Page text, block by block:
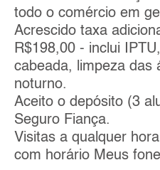
todo o comércio em
Acrescido taxa
R$198,00 - inclui
cabeada, limpeza das
noturno.
Aceito o depósito (3
Seguro Fiança.
Visitas a qualquer
com horário Meus